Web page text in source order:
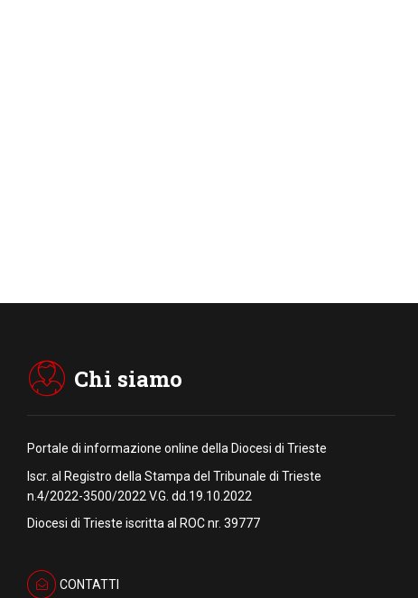
Chi siamo
Portale di informazione online della Diocesi di Trieste
Iscr. al Registro della Stampa del Tribunale di Trieste
n.4/2022-3500/2022 V.G. dd.19.10.2022
Diocesi di Trieste iscritta al ROC nr. 39777
CONTATTI